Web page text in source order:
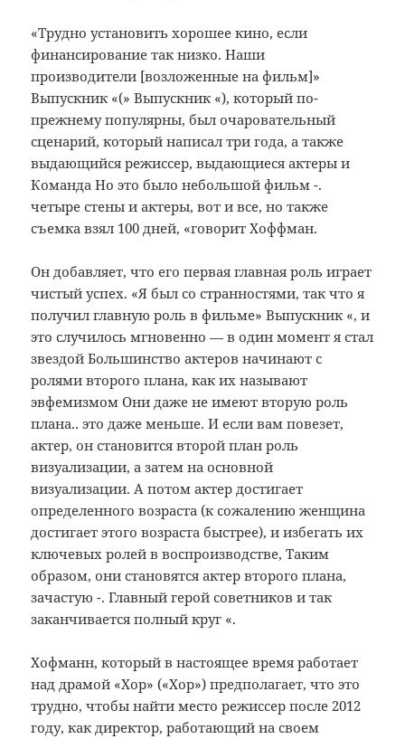
«Трудно установить хорошее кино, если
финансирование так низко. Наши
производители [возложенные на фильм]»
Выпускник «(» Выпускник «), который по-
прежнему популярны, был очаровательный
сценарий, который написал три года, а также
выдающийся режиссер, выдающиеся актеры и
Команда Но это было небольшой фильм -.
четыре стены и актеры, вот и все, но также
съемка взял 100 дней, «говорит Хоффман.
Он добавляет, что его первая главная роль играет
чистый успех. «Я был со странностями, так что я
получил главную роль в фильме» Выпускник «, и
это случилось мгновенно — в один момент я стал
звездой Большинство актеров начинают с
ролями второго плана, как их называют
эвфемизмом Они даже не имеют вторую роль
плана..это даже меньше. И если вам повезет,
актер, он становится второй план роль
визуализации, а затем на основной
визуализации. А потом актер достигает
определенного возраста (к сожалению женщина
достигает этого возраста быстрее), и избегать их
ключевых ролей в воспроизводстве,Таким
образом, они становятся актер второго плана,
зачастую -. Главный герой советников и так
заканчивается полный круг «.
Хофманн, который в настоящее время работает
над драмой «Хор» («Хор») предполагает, что это
трудно, чтобы найти место режиссер после 2012
году, как директор, работающий на своем